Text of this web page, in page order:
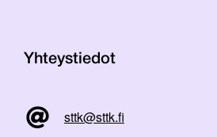
Yhteystiedot
sttk@sttk.fi